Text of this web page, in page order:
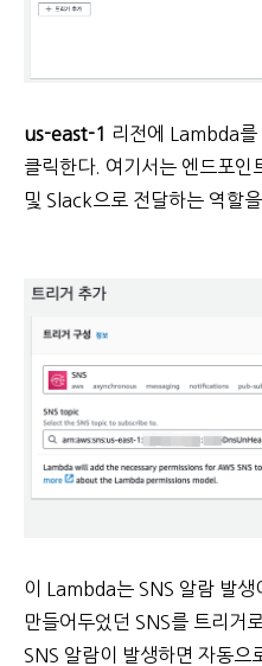
us-east-1
리전에 Lambda를
클릭한다. 여기서는 엔드포인
및 Slack으로 전달하는 역할
이 Lambda는 SNS 알람 발생
만들어두었던 SNS를 트리거
SNS 알람이 발생하면 자동으